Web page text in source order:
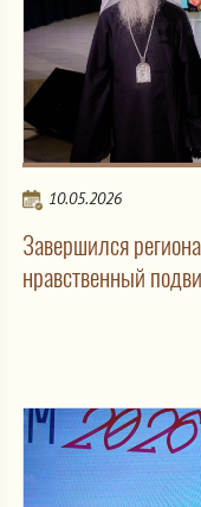
10.05.2026
Завершился
нравственный